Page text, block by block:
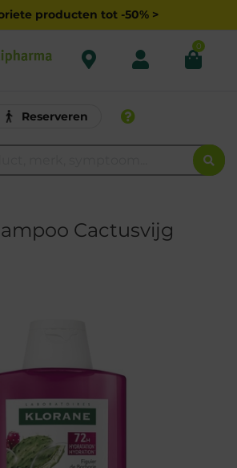
producten tot -50% >
0
Reserveren
Cactusvijg